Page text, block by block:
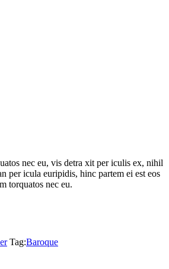
nec eu, vis detra xit per iculis ex, nihil
per icula euripidis, hinc partem ei est eos
torquatos nec eu.
Tag:Baroque